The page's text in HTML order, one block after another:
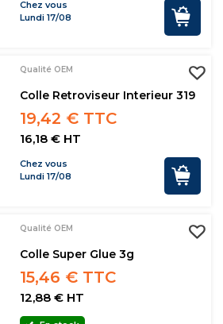
Chez vous
Lundi 17/08
Qualité OEM
Colle Retroviseur Interieur 319
19,42 € TTC
16,18 € HT
Chez vous
Lundi 17/08
Qualité OEM
Colle Super Glue 3g
15,46 € TTC
12,88 € HT